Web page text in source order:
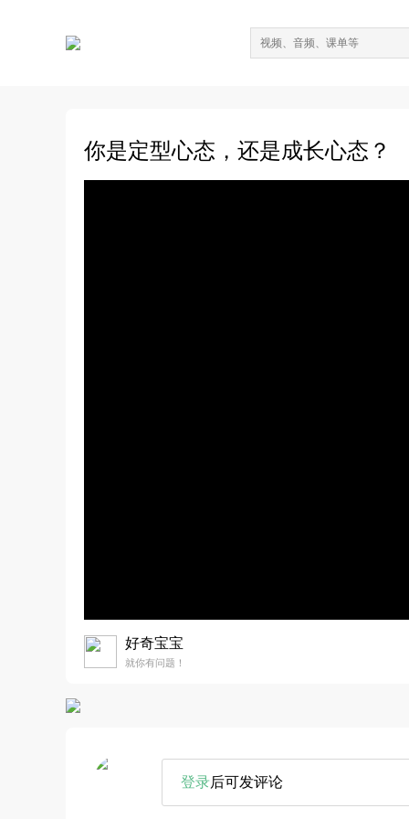
你是定型心态，还是成长心态？
好奇宝宝
就你有问题！
登录后可发评论